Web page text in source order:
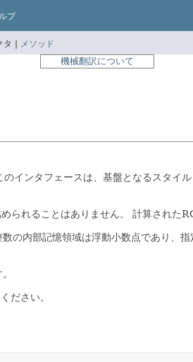
プ
タ | メソッド
機械翻訳について
のインタフェースは、基盤となるスタイ
られることはありません。 計算された
の内部記憶領域は浮動小数点であり、
ださい。